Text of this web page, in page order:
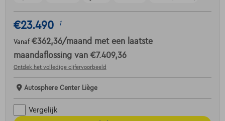
€23.490 1
Vanaf €362,36/maand met een laatste
maandaflossing van €7.409,36
Ontdek het volledige cijfervoorbeeld
Autosphere Center Liège
Vergelijk